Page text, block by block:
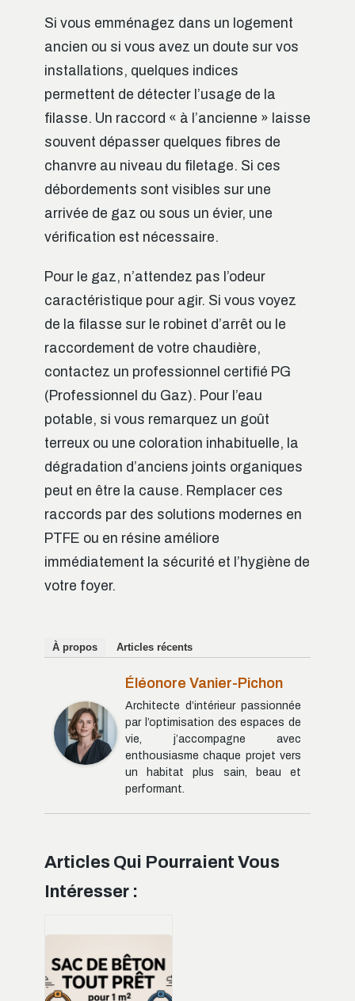
Si vous emménagez dans un logement
ancien ou si vous avez un doute sur vos
installations, quelques indices
permettent de détecter l’usage de la
filasse. Un raccord « à l’ancienne » laisse
souvent dépasser quelques fibres de
chanvre au niveau du filetage. Si ces
débordements sont visibles sur une
arrivée de gaz ou sous un évier, une
vérification est nécessaire.
Pour le gaz, n’attendez pas l’odeur
caractéristique pour agir. Si vous voyez
de la filasse sur le robinet d’arrêt ou le
raccordement de votre chaudière,
contactez un professionnel certifié PG
(Professionnel du Gaz). Pour l’eau
potable, si vous remarquez un goût
terreux ou une coloration inhabituelle, la
dégradation d’anciens joints organiques
peut en être la cause. Remplacer ces
raccords par des solutions modernes en
PTFE ou en résine améliore
immédiatement la sécurité et l’hygiène de
votre foyer.
À propos Articles récents
Éléonore Vanier-Pichon
Architecte d’intérieur passionnée
par l’optimisation des espaces de
vie, j’accompagne avec
enthousiasme chaque projet vers
un habitat plus sain, beau et
performant.
Articles Qui Pourraient Vous
Intéresser :